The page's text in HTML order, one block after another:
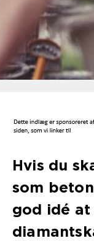
Hvis du
som
god idé